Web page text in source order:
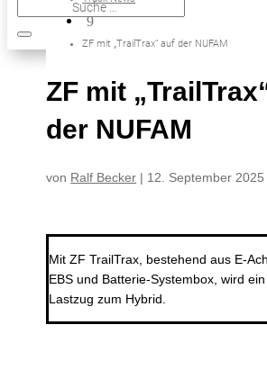
9
ZF mit „TrailTrax“ auf der NUFAM
ZF mit
der NUFAM
von Ralf Becker | 12. September 2025
Mit ZF TrailTrax, bestehend aus E-
EBS und Batterie-Systembox, wird
Lastzug zum Hybrid.